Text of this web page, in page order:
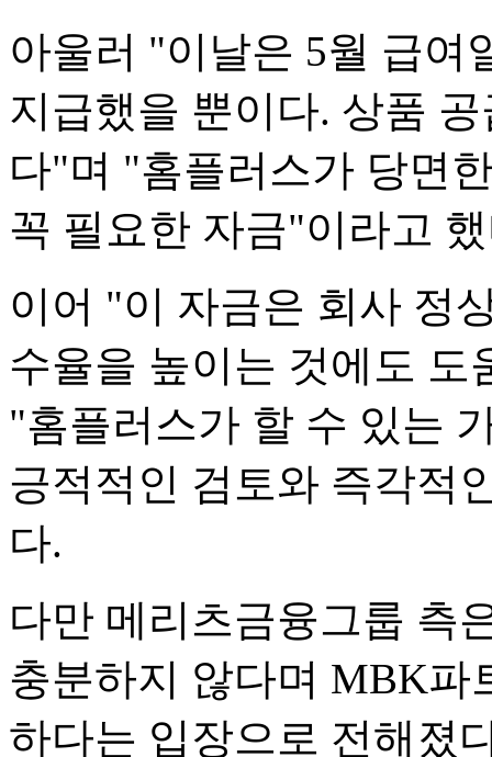
아울러 "이날은 5월 급여
지급했을 뿐이다. 상품
다"며 "홈플러스가 당면
꼭 필요한 자금"이라고
이어 "이 자금은 회사 정
수율을 높이는 것에도
"홈플러스가 할 수 있는
긍적적인 검토와 즉각적
다.
다만 메리츠금융그룹 측
충분하지 않다며 MBK파
하다는 입장으로 전해졌